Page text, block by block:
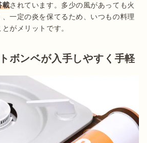
載されています。多少の風があっても火
一定の炎を保てるため、いつもの料理
がメリットです。
ボンベが入手しやすく手軽